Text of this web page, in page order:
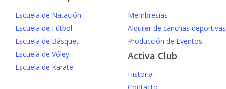
Escuela de Natación
Escuela de Fútbol
Escuela de Básquet
Escuela de Vóley
Escuela de Karate
Membresías
Alquiler de canchas deportivas
Producción de Eventos
Activa Club
Historia
Contacto